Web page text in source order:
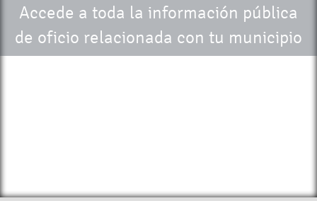
Accede a toda la información pública
de oficio relacionada con tu municipio